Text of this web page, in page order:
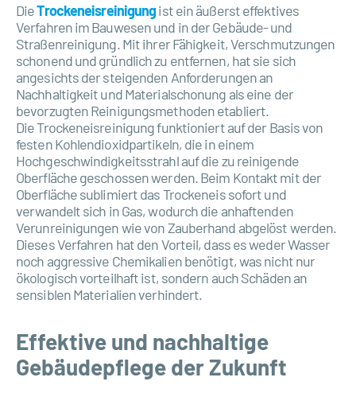
DieTrockeneisreinigungist ein äußerst effektives
Verfahren im Bauwesen und in der Gebäude- und
Straßenreinigung. Mit ihrer Fähigkeit, Verschmutzungen
schonend und gründlich zu entfernen, hat sie sich
angesichts der steigenden Anforderungen an
Nachhaltigkeit und Materialschonung als eine der
bevorzugten Reinigungsmethoden etabliert.
Die Trockeneisreinigung funktioniert auf der Basis von
festen Kohlendioxidpartikeln, die in einem
Hochgeschwindigkeitsstrahl auf die zu reinigende
Oberfläche geschossen werden. Beim Kontakt mit der
Oberfläche sublimiert das Trockeneis sofort und
verwandelt sich in Gas, wodurch die anhaftenden
Verunreinigungen wie von Zauberhand abgelöst werden.
Dieses Verfahren hat den Vorteil, dass es weder Wasser
noch aggressive Chemikalien benötigt, was nicht nur
ökologisch vorteilhaft ist, sondern auch Schäden an
sensiblen Materialien verhindert.
Effektive und nachhaltige
Gebäudepflege der Zukunft